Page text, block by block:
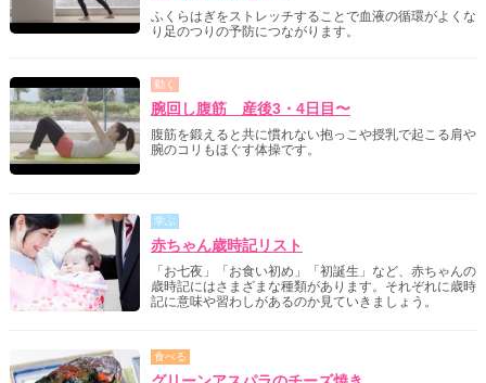
ふくらはぎをストレッチすることで血液の循環がよくな
り足のつりの予防につながります。
動く
腕回し腹筋 産後3・4日目〜
腹筋を鍛えると共に慣れない抱っこや授乳で起こる肩や
腕のコリもほぐす体操です。
学ぶ
赤ちゃん歳時記リスト
「お七夜」「お食い初め」「初誕生」など、赤ちゃんの
歳時記にはさまざまな種類があります。それぞれに歳時
記に意味や習わしがあるのか見ていきましょう。
食べる